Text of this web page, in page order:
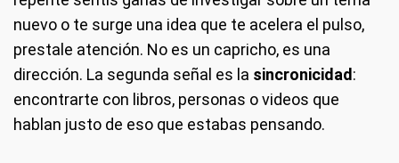
nuevo o te surge una idea que te acelera el pulso,
prestale atención. No es un capricho, es una
dirección. La segunda señal es la sincronicidad :
encontrarte con libros, personas o videos que
hablan justo de eso que estabas pensando.